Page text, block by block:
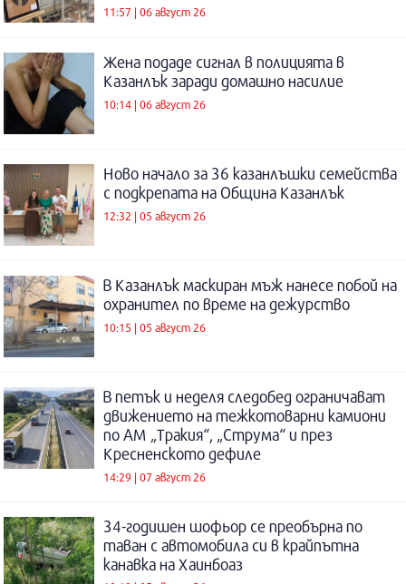
11:57 | 06 август 26
Жена подаде сигнал в полицията в
Казанлък заради домашно насилие
10:14 | 06 август 26
Ново начало за 36 казанлъшки семейства
с подкрепата на Община Казанлък
12:32 | 05 август 26
В Казанлък маскиран мъж нанесе побой на
охранител по време на дежурство
10:15 | 05 август 26
В петък и неделя следобед ограничават
движението на тежкотоварни камиони
по АМ „Тракия“, „Струма“ и през
Кресненското дефиле
14:29 | 07 август 26
34-годишен шофьор се преобърна по
таван с автомобила си в крайпътна
канавка на Хаинбоаз